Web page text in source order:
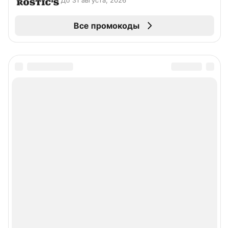
Все промокоды